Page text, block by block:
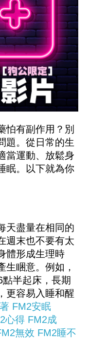
怕有副作用？別
題。從日常的生
當運動、放鬆身
眠。以下就為你
盡量在相同的
週末也不要有太
體形成生理時
生睏意。例如，
半起床，長期
更容易入睡和醒
FM2安眠
心得 FM2成
無效 FM2睡不